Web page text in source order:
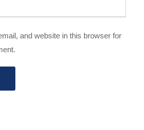
and website in this browser for